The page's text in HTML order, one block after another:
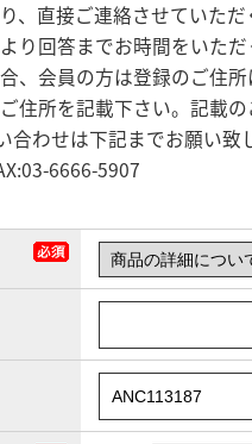
、直接ご連絡させていた
り回答までお時間をいた
、会員の方は登録のご住
住所を記載下さい。記載
合わせは下記までお願い致
6666-5907